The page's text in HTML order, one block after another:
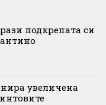
подкрепата си
увеличена